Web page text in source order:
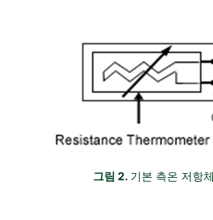
그림 2. 기본 측온 저항